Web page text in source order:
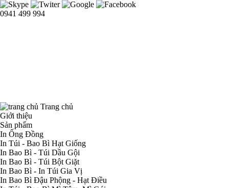
0941 499 994
Trang chủ
Giới thiệu
Sản phẩm
In Ống Đồng
In Túi - Bao Bì Hạt Giống
In Bao Bì - Túi Dầu Gội
In Bao Bì - Túi Bột Giặt
In Bao Bì - In Túi Gia Vị
In Bao Bì Đậu Phộng - Hạt Điều